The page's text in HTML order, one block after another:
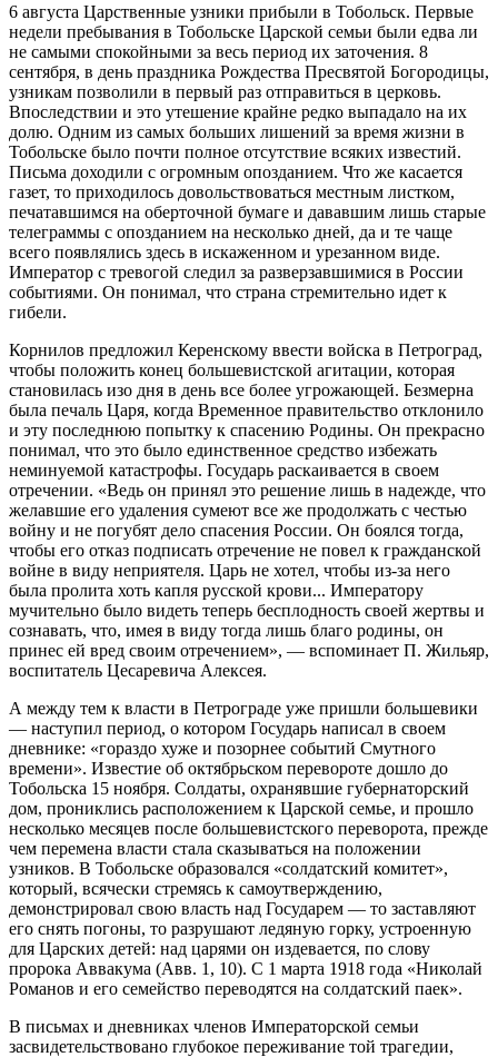
6 августа Царственные узники прибыли в Тобольск. Первые
недели пребывания в Тобольске Царской семьи были едва ли
не самыми спокойными за весь период их заточения. 8
сентября, в день праздника Рождества Пресвятой Богородицы,
узникам позволили в первый раз отправиться в церковь.
Впоследствии и это утешение крайне редко выпадало на их
долю. Одним из самых больших лишений за время жизни в
Тобольске было почти полное отсутствие всяких известий.
Письма доходили с огромным опозданием. Что же касается
газет, то приходилось довольствоваться местным листком,
печатавшимся на оберточной бумаге и дававшим лишь старые
телеграммы с опозданием на несколько дней, да и те чаще
всего появлялись здесь в искаженном и урезанном виде.
Император с тревогой следил за разверзавшимися в России
событиями. Он понимал, что страна стремительно идет к
гибели.
Корнилов предложил Керенскому ввести войска в Петроград,
чтобы положить конец большевистской агитации, которая
становилась изо дня в день все более угрожающей. Безмерна
была печаль Царя, когда Временное правительство отклонило
и эту последнюю попытку к спасению Родины. Он прекрасно
понимал, что это было единственное средство избежать
неминуемой катастрофы. Государь раскаивается в своем
отречении. «Ведь он принял это решение лишь в надежде, что
желавшие его удаления сумеют все же продолжать с честью
войну и не погубят дело спасения России. Он боялся тогда,
чтобы его отказ подписать отречение не повел к гражданской
войне в виду неприятеля. Царь не хотел, чтобы из-за него
была пролита хоть капля русской крови... Императору
мучительно было видеть теперь бесплодность своей жертвы и
сознавать, что, имея в виду тогда лишь благо родины, он
принес ей вред своим отречением», — вспоминает П. Жильяр,
воспитатель Цесаревича Алексея.
А между тем к власти в Петрограде уже пришли большевики
— наступил период, о котором Государь написал в своем
дневнике: «гораздо хуже и позорнее событий Смутного
времени». Известие об октябрьском перевороте дошло до
Тобольска 15 ноября. Солдаты, охранявшие губернаторский
дом, прониклись расположением к Царской семье, и прошло
несколько месяцев после большевистского переворота, прежде
чем перемена власти стала сказываться на положении
узников. В Тобольске образовался «солдатский комитет»,
который, всячески стремясь к самоутверждению,
демонстрировал свою власть над Государем — то заставляют
его снять погоны, то разрушают ледяную горку, устроенную
для Царских детей: над царями он издевается, по слову
пророка Аввакума (Авв. 1, 10). С 1 марта 1918 года «Николай
Романов и его семейство переводятся на солдатский паек».
В письмах и дневниках членов Императорской семьи
засвидетельствовано глубокое переживание той трагедии,